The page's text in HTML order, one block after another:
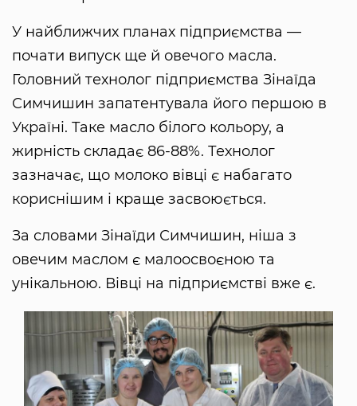
У найближчих планах підприємства —
почати випуск ще й овечого масла.
Головний технолог підприємства Зінаїда
Симчишин запатентувала його першою в
Україні. Таке масло білого кольору, а
жирність складає 86-88%. Технолог
зазначає, що молоко вівці є набагато
кориснішим і краще засвоюється.
За словами Зінаїди Симчишин, ніша з
овечим маслом є малоосвоєною та
унікальною. Вівці на підприємстві вже є.